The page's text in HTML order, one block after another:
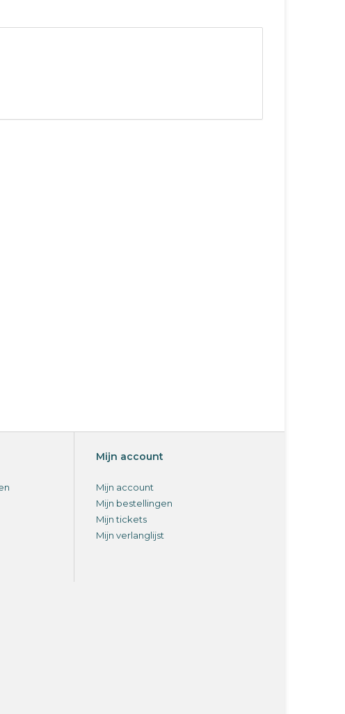
Mijn account
Mijn account
Mijn bestellingen
Mijn tickets
Mijn verlanglijst